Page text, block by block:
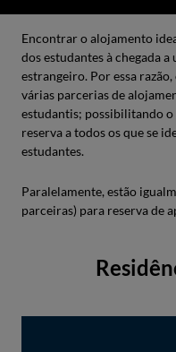
Encontrar o alojamento
dos estudantes à chegada
estrangeiro. Por essa
várias parcerias de
estudantis; possibilitando o
reserva a todos os que se
estudantes.
Paralelamente, estão
parceiras) para reserva de